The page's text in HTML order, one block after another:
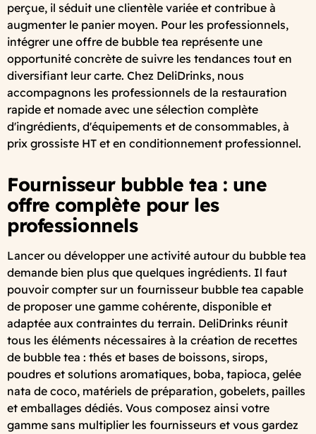
perçue, il séduit une clientèle variée et contribue à
augmenter le panier moyen. Pour les professionnels,
intégrer une offre de bubble tea représente une
opportunité concrète de suivre les tendances tout en
diversifiant leur carte. Chez DeliDrinks, nous
accompagnons les professionnels de la restauration
rapide et nomade avec une sélection complète
d'ingrédients, d'équipements et de consommables, à
prix grossiste HT et en conditionnement professionnel.
Fournisseur bubble tea : une
offre complète pour les
professionnels
Lancer ou développer une activité autour du bubble tea
demande bien plus que quelques ingrédients. Il faut
pouvoir compter sur un fournisseur bubble tea capable
de proposer une gamme cohérente, disponible et
adaptée aux contraintes du terrain. DeliDrinks réunit
tous les éléments nécessaires à la création de recettes
de bubble tea : thés et bases de boissons, sirops,
poudres et solutions aromatiques, boba, tapioca, gelée
nata de coco, matériels de préparation, gobelets, pailles
et emballages dédiés. Vous composez ainsi votre
gamme sans multiplier les fournisseurs et vous gardez